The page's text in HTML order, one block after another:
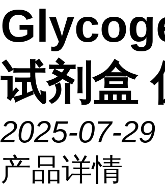
试剂盒
2025-07-29
产品详情